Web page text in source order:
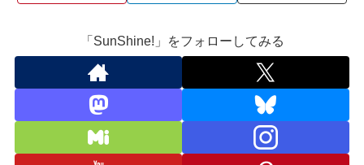
「SunShine!」をフォローしてみる